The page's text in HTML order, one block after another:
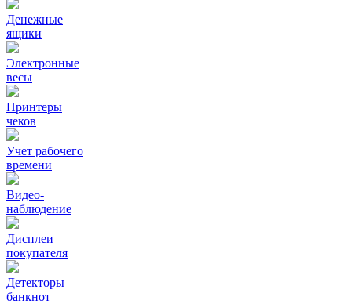
Денежные
ящики
Электронные
весы
Принтеры
чеков
Учет рабочего
времени
Видео‑
наблюдение
Дисплеи
покупателя
Детекторы
банкнот